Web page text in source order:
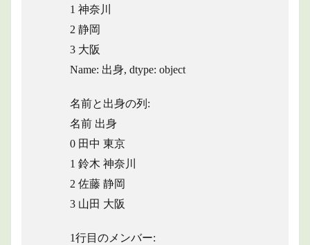
1 神奈川
2 静岡
3 大阪
Name: 出身, dtype: object
名前と出身の列:
名前 出身
0 田中 東京
1 鈴木 神奈川
2 佐藤 静岡
3 山田 大阪
1行目のメンバー: